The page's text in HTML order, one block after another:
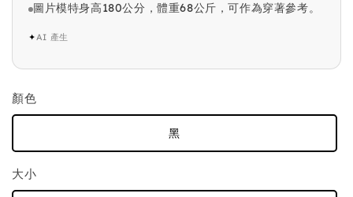
圖片模特身高180公分，體重68公斤，可作為穿著參考。
✦AI 產生
顏色
黑
大小